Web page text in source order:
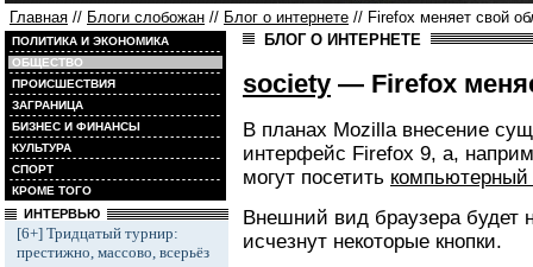
Главная // Блоги слобожан // Блог о интернете // Firefox меняет свой
ПОЛИТИКА И ЭКОНОМИКА
ОБЩЕСТВО
ПРОИСШЕСТВИЯ
ЗАГРАНИЦА
БИЗНЕС И ФИНАНСЫ
КУЛЬТУРА
СПОРТ
КРОМЕ ТОГО
ИНТЕРВЬЮ
[6+] Тридцатый турнир:
престижно, массово, всерьёз
БЛОГ О ИНТЕРНЕТЕ
society — Firefox
В планах Mozilla внесение
интерфейс Firefox 9, а,
могут посетить компьютерный
Внешний вид браузера будет
исчезнут некоторые кнопки.